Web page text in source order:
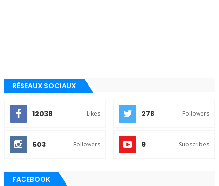
RÉSEAUX SOCIAUX
12038 Likes 278 Followers
503 Followers 9 Subscribes
FACEBOOK